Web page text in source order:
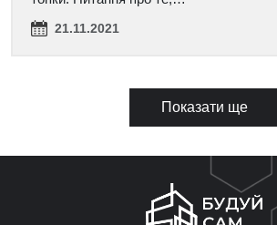
21.11.2021
Показати ще